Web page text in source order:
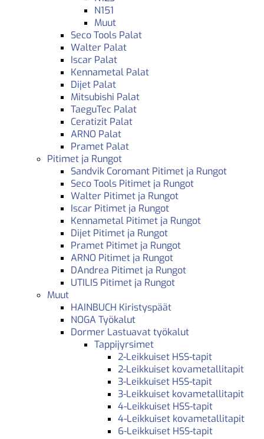
N151
Muut
Seco Tools Palat
Walter Palat
Iscar Palat
Kennametal Palat
Dijet Palat
Mitsubishi Palat
TaeguTec Palat
Ceratizit Palat
ARNO Palat
Pramet Palat
Pitimet ja Rungot
Sandvik Coromant Pitimet ja Rungot
Seco Tools Pitimet ja Rungot
Walter Pitimet ja Rungot
Iscar Pitimet ja Rungot
Kennametal Pitimet ja Rungot
Dijet Pitimet ja Rungot
Pramet Pitimet ja Rungot
ARNO Pitimet ja Rungot
DAndrea Pitimet ja Rungot
UTILIS Pitimet ja Rungot
Muut
HAINBUCH Kiristyspäät
NOGA Työkalut
Dormer Lastuavat työkalut
Tappijyrsimet
2-Leikkuiset HSS-tapit
2-Leikkuiset kovametallitapit
3-Leikkuiset HSS-tapit
3-Leikkuiset kovametallitapit
4-Leikkuiset HSS-tapit
4-Leikkuiset kovametallitapit
6-Leikkuiset HSS-tapit